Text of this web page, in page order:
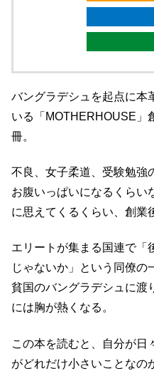
バングラデシュを起点に本
いる「MOTHERHOUSE」
冊。
不良、女子柔道、受験勉強
お腹いっぱいになるくらい
に思えてくるくらい、創業
エリートが集まる国連で「
じゃないか」という同僚の
貧国のバングラデシュに渡
には胸が熱くなる。
この本を読むと、自分が日
がどれだけ小さいことなの